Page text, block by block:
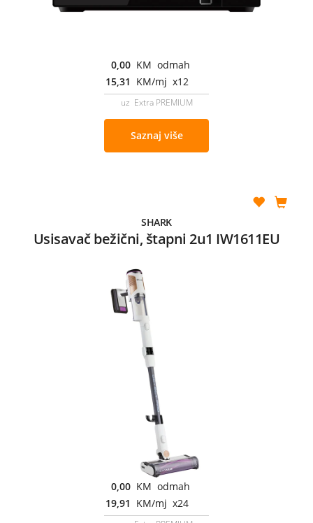
0,00 KM odmah
15,31 KM/mj x12
uz Extra PREMIUM
Saznaj više
SHARK
Usisavač bežični, štapni 2u1 IW1611EU
0,00 KM odmah
19,91 KM/mj x24